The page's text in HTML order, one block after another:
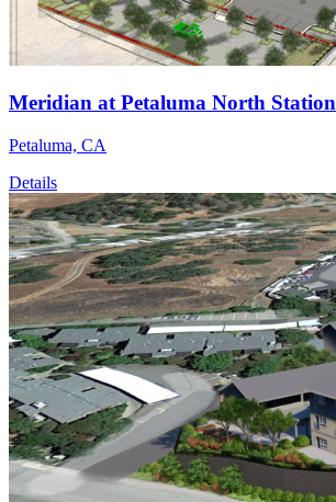
Meridian at Petaluma North Station
Petaluma, CA
Details